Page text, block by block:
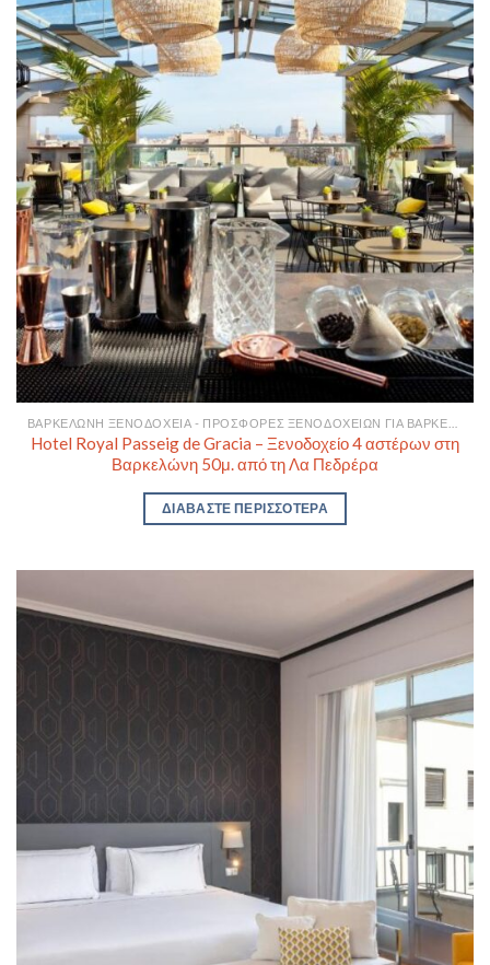
Hotel Royal Passeig de Gracia – Ξενοδοχείο 4 αστέρων στη
Βαρκελώνη 50μ. από τη Λα Πεδρέρα
ΔΙΑΒΆΣΤΕ ΠΕΡΙΣΣΌΤΕΡΑ